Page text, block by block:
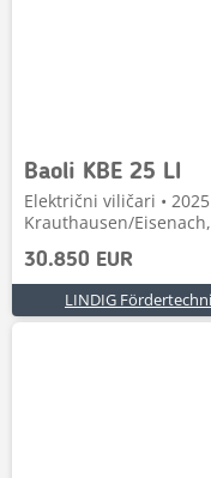
Baoli KBE 25 LI
Električni viličari • 2025
Krauthausen/Eisenach,
30.850 EUR
LINDIG